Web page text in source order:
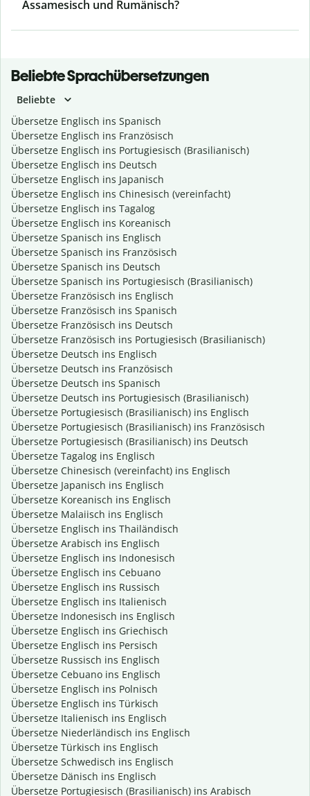
Assamesisch und Rumänisch?
Beliebte Sprachübersetzungen
Beliebte
Übersetze Englisch ins Spanisch
Übersetze Englisch ins Französisch
Übersetze Englisch ins Portugiesisch (Brasilianisch)
Übersetze Englisch ins Deutsch
Übersetze Englisch ins Japanisch
Übersetze Englisch ins Chinesisch (vereinfacht)
Übersetze Englisch ins Tagalog
Übersetze Englisch ins Koreanisch
Übersetze Spanisch ins Englisch
Übersetze Spanisch ins Französisch
Übersetze Spanisch ins Deutsch
Übersetze Spanisch ins Portugiesisch (Brasilianisch)
Übersetze Französisch ins Englisch
Übersetze Französisch ins Spanisch
Übersetze Französisch ins Deutsch
Übersetze Französisch ins Portugiesisch (Brasilianisch)
Übersetze Deutsch ins Englisch
Übersetze Deutsch ins Französisch
Übersetze Deutsch ins Spanisch
Übersetze Deutsch ins Portugiesisch (Brasilianisch)
Übersetze Portugiesisch (Brasilianisch) ins Englisch
Übersetze Portugiesisch (Brasilianisch) ins Französisch
Übersetze Portugiesisch (Brasilianisch) ins Deutsch
Übersetze Tagalog ins Englisch
Übersetze Chinesisch (vereinfacht) ins Englisch
Übersetze Japanisch ins Englisch
Übersetze Koreanisch ins Englisch
Übersetze Malaiisch ins Englisch
Übersetze Englisch ins Thailändisch
Übersetze Arabisch ins Englisch
Übersetze Englisch ins Indonesisch
Übersetze Englisch ins Cebuano
Übersetze Englisch ins Russisch
Übersetze Englisch ins Italienisch
Übersetze Indonesisch ins Englisch
Übersetze Englisch ins Griechisch
Übersetze Englisch ins Persisch
Übersetze Russisch ins Englisch
Übersetze Cebuano ins Englisch
Übersetze Englisch ins Polnisch
Übersetze Englisch ins Türkisch
Übersetze Italienisch ins Englisch
Übersetze Niederländisch ins Englisch
Übersetze Türkisch ins Englisch
Übersetze Schwedisch ins Englisch
Übersetze Dänisch ins Englisch
Übersetze Portugiesisch (Brasilianisch) ins Arabisch